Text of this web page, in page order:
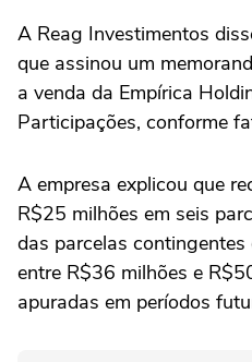
A Reag Investimentos
que assinou um
a venda da Empírica
Participações, conforme
A empresa explicou que
R$25 milhões em seis
das parcelas
entre R$36 milhões e
apuradas em períodos